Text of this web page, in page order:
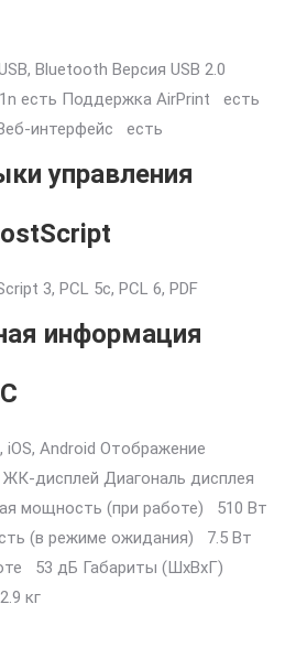
Bluetooth Версия USB 2.0
есть Поддержка AirPrint есть
интерфейс есть
управления
3, PCL 5c, PCL 6, PDF
информация
iOS, Android Отображение
дисплей Диагональ дисплея
мощность (при работе) 510 Вт
(в режиме ожидания) 7.5 Вт
53 дБ Габариты (ШхВхГ)
кг